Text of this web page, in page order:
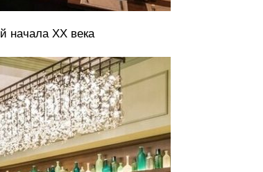
начала ХХ века